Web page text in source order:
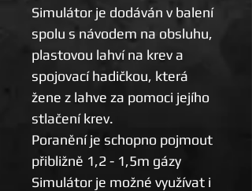
Simulátor je dodáván v balení
spolu s návodem na obsluhu,
plastovou lahví na krev a
spojovací hadičkou, která
žene z lahve za pomoci jejího
stlačení krev.
Poranění je schopno pojmout
přibližně 1,2 - 1,5m gázy
Simulátor je možné využívat i